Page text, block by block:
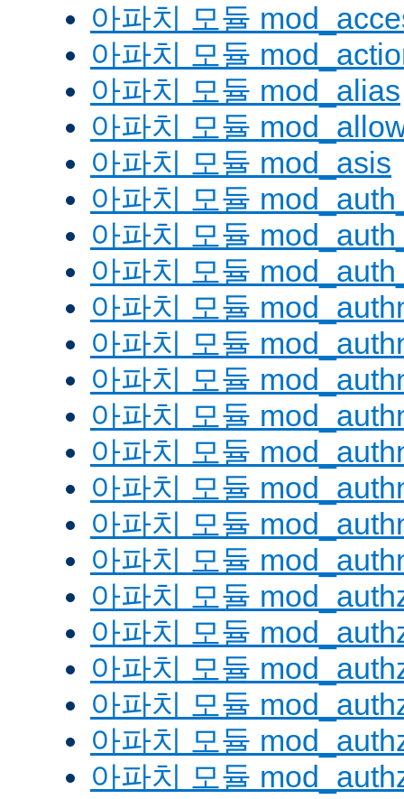
아파치 모듈
아파치 모듈
아파치 모듈 mod_alias
아파치 모듈
아파치 모듈 mod_asis
아파치 모듈
아파치 모듈
아파치 모듈
아파치 모듈
아파치 모듈
아파치 모듈
아파치 모듈
아파치 모듈
아파치 모듈
아파치 모듈
아파치 모듈
아파치 모듈
아파치 모듈
아파치 모듈
아파치 모듈
아파치 모듈
아파치 모듈